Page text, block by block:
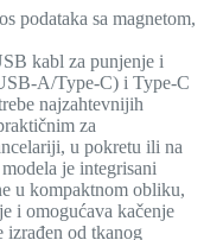
podataka sa magnetom,
kabl za punjenje i
A/Type-C) i Type-C
najzahtevnijih
za
u pokretu ili na
je integrisani
u kompaktnom obliku,
i omogućava kačenje
izrađen od tkanog